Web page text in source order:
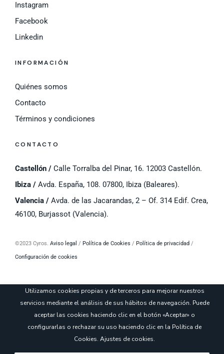
Utilizamos cookies propias y de terceros para mejorar nuestros
servicios mediante el análisis de sus hábitos de navegación. Puede
aceptar las cookies haciendo clic en el botón «Aceptar» o
configurarlas o rechazar su uso haciendo clic en la Política de
Cookies. Ajustes de cookies.
Instagram
Facebook
Linkedin
INFORMACIÓN
Quiénes somos
Contacto
Términos y condiciones
CONTACTO
Castellón / Calle Torralba del Pinar, 16. 12003 Castellón.
Ibiza / Avda. España, 108. 07800, Ibiza (Baleares).
Valencia / Avda. de las Jacarandas, 2 – Of. 314 Edif. Crea,
46100, Burjassot (Valencia).
©2023 Cyros. Aviso legal / Política de Cookies / Política de privacidad /
Configuración de cookies